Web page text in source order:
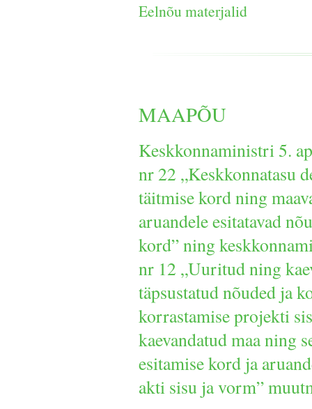
Eelnõu materjalid
MAAPÕU
Keskkonnaministri 5.
nr 22 „Keskkonnatasu
täitmise kord ning
aruandele esitatavad
kord” ning
nr 12 „Uuritud ning
täpsustatud nõuded ja
korrastamise projekti
kaevandatud maa ning
esitamise kord ja
akti sisu ja vorm”